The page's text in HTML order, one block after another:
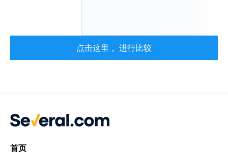
点击这里， 进行比较
首页